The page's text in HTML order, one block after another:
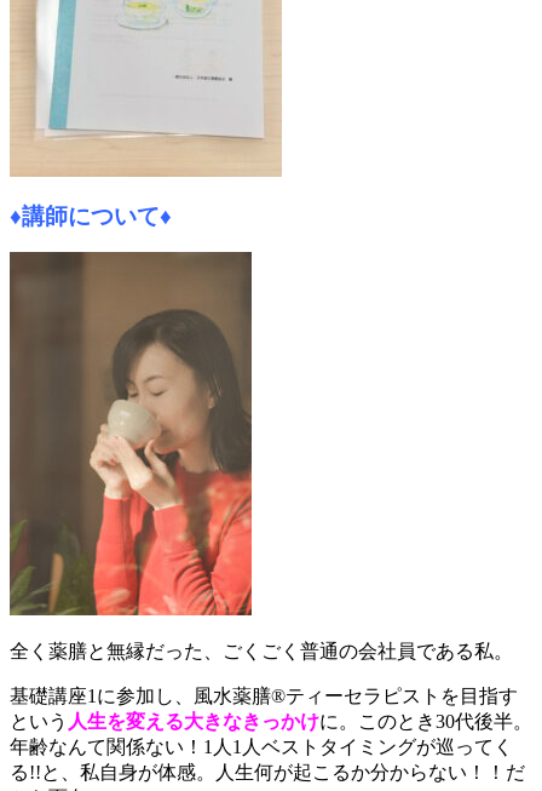
♦講師について♦
全く薬膳と無縁だった、ごくごく普通の会社員である私。
基礎講座1に参加し、風水薬膳®ティーセラピストを目指す
という 人生を変える大きなきっかけに。このとき30代後半。
年齢なんて関係ない！1人1人ベストタイミングが巡ってく
る!!と、私自身が体感。人生何が起こるか分からない！！だ